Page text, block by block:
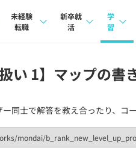
ト
未経験
転職
インタビュー
転職成功ガイド
新卒就
活
本選考
新卒エージェント
学
習
問題集
4択
ナレ
扱い 1】マップの
同士で解答を教え合ったり、コ